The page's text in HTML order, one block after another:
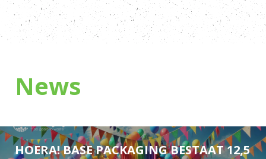
News
HOERA! BASE PACKAGING BESTAAT 12,5